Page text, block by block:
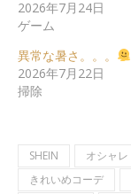
2026年7月24日
ゲーム
異常な暑さ。。。
2026年7月22日
掃除
SHEIN オシャレ
きれいめコーデ